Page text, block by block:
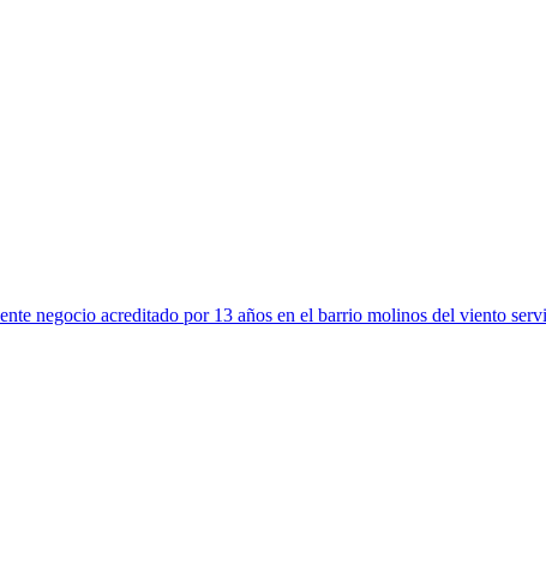
negocio acreditado por 13 años en el barrio molinos del viento